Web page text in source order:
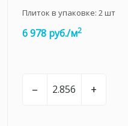
Плиток в упаковке: 2шт
6 978 руб./м2
– +